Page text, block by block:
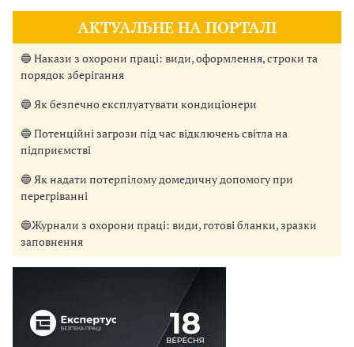
АКТУАЛЬНЕ НА ПОРТАЛІ
🔵 Накази з охорони праці: види, оформлення, строки та
порядок зберігання
🔵 Як безпечно експлуатувати кондиціонери
🔵 Потенційні загрози під час відключень світла на
підприємстві
🔵 Як надати потерпілому домедичну допомогу при
перегріванні
🔵Журнали з охорони праці: види, готові бланки, зразки
заповнення